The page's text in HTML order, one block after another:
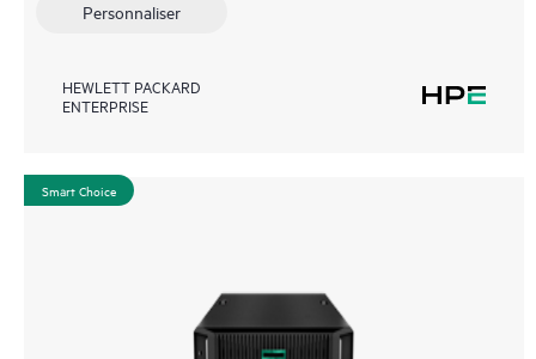
Personnaliser
HEWLETT PACKARD
ENTERPRISE
Smart Choice